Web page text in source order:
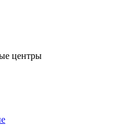
центры